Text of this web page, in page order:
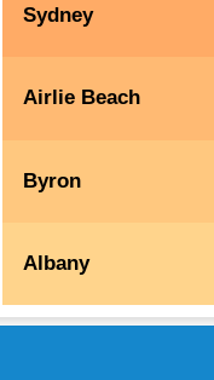
Sydney
Airlie Beach
Byron
Albany